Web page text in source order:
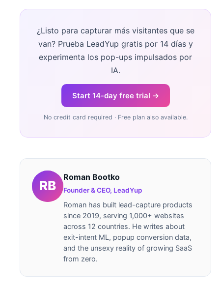
¿Listo para capturar más visitantes que se
van? Prueba LeadYup gratis por 14 días y
experimenta los pop-ups impulsados por
IA.
Start 14-day free trial →
No credit card required · Free plan also available.
Roman Bootko
Founder & CEO, LeadYup
Roman has built lead-capture products
since 2019, serving 1,000+ websites
across 12 countries. He writes about
exit-intent ML, popup conversion data,
and the unsexy reality of growing SaaS
from zero.